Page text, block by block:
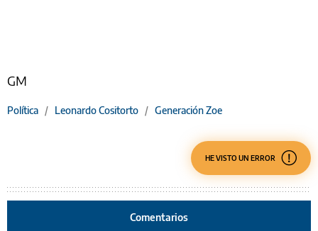
GM
Política / Leonardo Cositorto / Generación Zoe
HE VISTO UN ERROR
Comentarios